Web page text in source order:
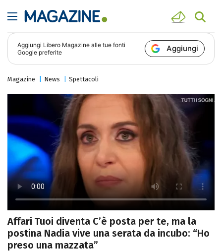
Aggiungi Libero Magazine alle tue fonti
Google preferite
Aggiungi
Magazine News Spettacoli
Affari Tuoi diventa C’è posta per te, ma la
postina Nadia vive una serata da incubo: “Ho
preso una mazzata”